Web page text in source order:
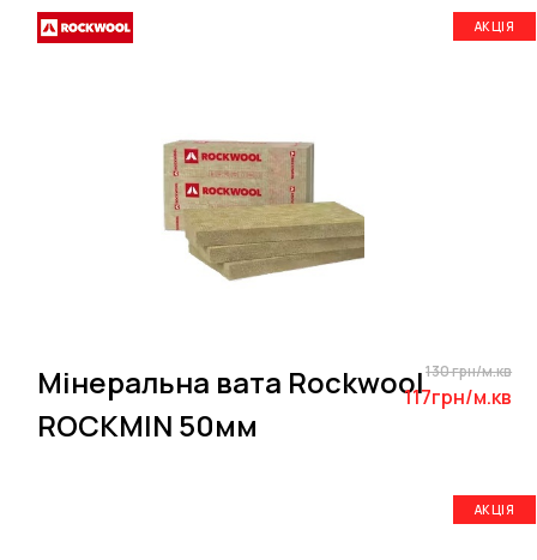
АКЦІЯ
Мінеральна вата Rockwool
ROCKMIN 50мм
130 грн/м.кв
117грн/м.кв
АКЦІЯ